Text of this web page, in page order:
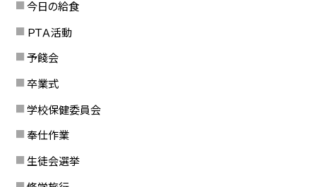
今日の給食
ＰＴＡ活動
予餞会
卒業式
学校保健委員会
奉仕作業
生徒会選挙